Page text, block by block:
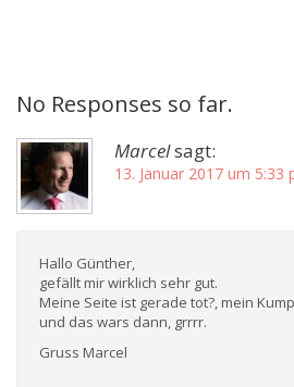
No Responses so far.
Marcelsagt:
13. Januar 2017 um 5:33
Hallo Günther,
gefällt mir wirklich sehr gut.
Meine Seite ist gerade tot?, mein
und das wars dann, grrrr.
Gruss Marcel